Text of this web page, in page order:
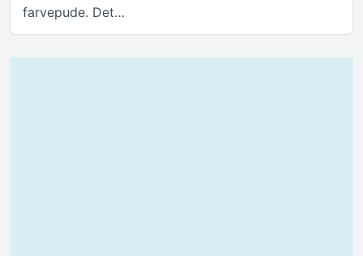
farvepude. Det…